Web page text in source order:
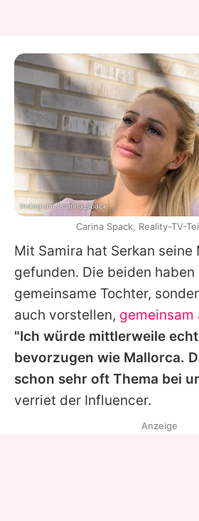
Mit Samira hat Serkan seine
gefunden. Die beiden
gemeinsame Tochter,
auch vorstellen, gemeinsam
"Ich würde mittlerweile
bevorzugen wie Mallorca.
schon sehr oft Thema bei
verriet der Influencer.
Instagram / carina_spack
Carina Spack, Reality-TV-
Anzeige